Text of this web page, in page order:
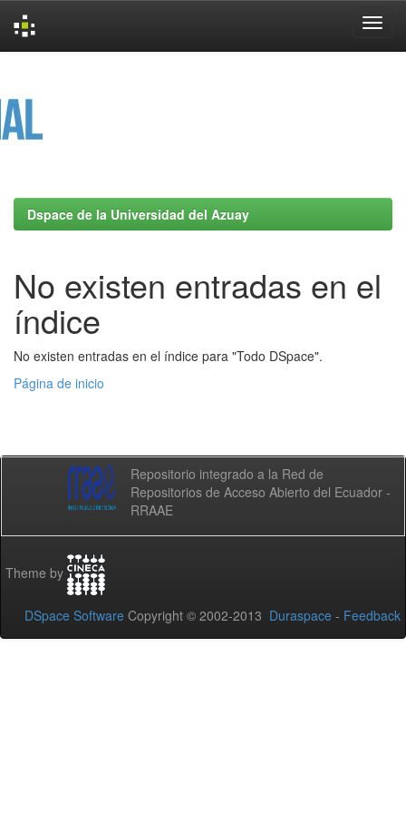
Dspace de la Universidad del Azuay
No existen entradas en el
índice
No existen entradas en el índice para "Todo DSpace".
Página de inicio
Repositorio integrado a la Red de
Repositorios de Acceso Abierto del Ecuador -
RRAAE
Theme by
DSpace Software Copyright © 2002-2013 Duraspace - Feedback